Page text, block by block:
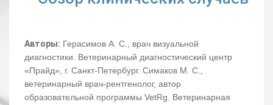
Авторы: Герасимов А. С., врач визуальной
диагностики. Ветеринарный диагностический центр
«Прайд», г. Санкт-Петербург. Симаков М. С.,
ветеринарный врач-рентгенолог, автор
образовательной программы VetRg. Ветеринарная